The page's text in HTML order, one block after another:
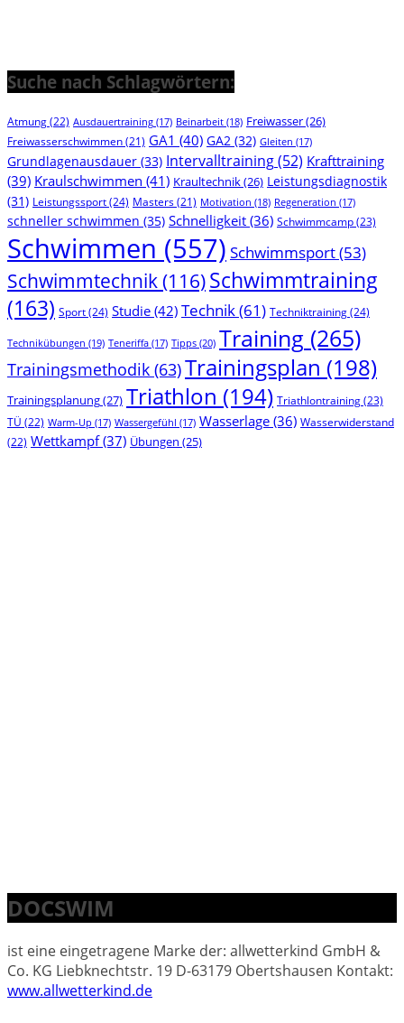
Suche nach Schlagwörtern:
Atmung(22) Ausdauertraining (17) Beinarbeit (18) Freiwasser(26)
Freiwasserschwimmen (21) GA1 (40) GA2 (32) Gleiten (17)
Grundlagenausdauer (33) Intervalltraining(52) Krafttraining
(39) Kraulschwimmen (41) Kraultechnik(26) Leistungsdiagnostik
(31) Leistungssport(24) Masters (21) Motivation (18) Regeneration (17)
schneller schwimmen (35) Schnelligkeit (36) Schwimmcamp(23)
Schwimmen (557) Schwimmsport(53)
Schwimmtechnik(116)Schwimmtraining
(163) Sport(24) Studie (42) Technik(61) Techniktraining(24)
Technikübungen (19) Teneriffa (17) Tipps (20) Training (265)
Trainingsmethodik (63)Trainingsplan (198)
Trainingsplanung(27) Triathlon (194) Triathlontraining(23)
TÜ (22) Warm-Up (17) Wassergefühl (17) Wasserlage (36) Wasserwiderstand
(22) Wettkampf(37) Übungen (25)
DOCSWIM
ist eine eingetragene Marke der: allwetterkind GmbH &
Co. KG Liebknechtstr. 19 D-63179 Obertshausen Kontakt:
www.allwetterkind.de